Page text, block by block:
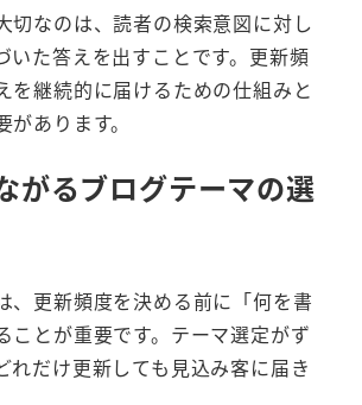
切なのは、読者の検索意図に対し
いた答えを出すことです。更新頻
を継続的に届けるための仕組みと
あります。
がるブログテーマの選
、更新頻度を決める前に「何を書
ことが重要です。テーマ選定がず
れだけ更新しても見込み客に届き